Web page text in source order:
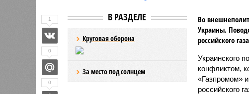
В РАЗДЕЛЕ
Круговая оборона
За место под солнцем
Во
Украины.
российского
Украинского
конфликтом,
«Газпромом»
российского
1
0
0